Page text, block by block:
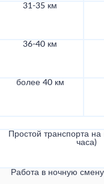
31-35 км
36-40 км
более 40 км
Простой транспорта на
часа)
Работа в ночную